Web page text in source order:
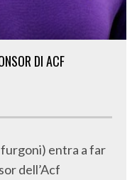
DI ACF
entra a far
dell’Acf